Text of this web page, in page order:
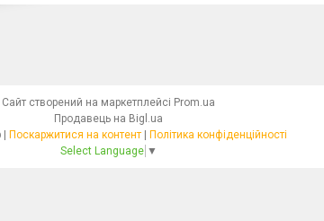
Сайт створений на маркетплейсі Prom.ua
Продавець на Bigl.ua
Садовий Двір | Поскаржитися на контент | Політика конфіденційності
Select Language ▼